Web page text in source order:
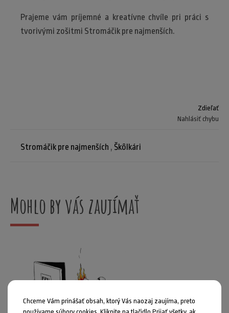
Prajeme vám príjemné a kreatívne chvíle pri práci s
tvorivými zošitmi Stromáčik pre najmenších.
Zdieľať
Nahlásiť chybu
Stromáčik pre najmenších , Škôlkári
Mohlo by vás zaujímať
Chceme Vám prinášať obsah, ktorý Vás naozaj zaujíma, preto